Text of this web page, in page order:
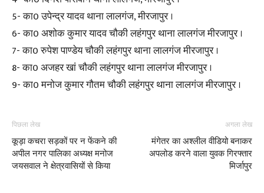
5- का0 उपेन्द्र यादव थाना लालगंज, मीरजापुर ।
6- का0 अशोक कुमार यादव चौकी लहंगपुर थाना लालगंज मीरजापुर ।
7- का0 रुपेश पाण्डेय चौकी लहंगपुर थाना लालगंज मीरजापुर ।
8- का0 अजहर खां चौकी लहंगपुर थाना लालगंज मीरजापुर ।
9- का0 मनोज कुमार गौतम चौकी लहंगपुर थाना लालगंज मीरजापुर ।
पिछला लेख
कूड़ा कचरा सड़कों पर न फेंकने की
अपील नगर पालिका अध्यक्ष मनोज
जयसवाल ने क्षेत्रवासियों से किया
अगला लेख
मंगेतर का अश्लील वीडियो बनाकर
अपलोड करने वाला युवक गिरफ्तार
मिर्जापुर